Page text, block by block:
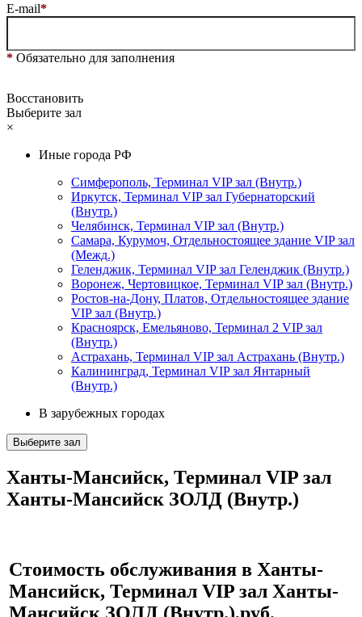
E-mail*
* Обязательно для заполнения
Восстановить
Выберите зал
×
Иные города РФ
Симферополь, Терминал VIP зал (Внутр.)
Иркутск, Терминал VIP зал Губернаторский
(Внутр.)
Челябинск, Терминал VIP зал (Внутр.)
Самара, Курумоч, Отдельностоящее здание VIP зал
(Межд.)
Геленджик, Терминал VIP зал Геленджик (Внутр.)
Воронеж, Чертовицкое, Терминал VIP зал (Внутр.)
Ростов-на-Дону, Платов, Отдельностоящее здание
VIP зал (Внутр.)
Красноярск, Емельяново, Терминал 2 VIP зал
(Внутр.)
Астрахань, Терминал VIP зал Астрахань (Внутр.)
Калининград, Терминал VIP зал Янтарный
(Внутр.)
В зарубежных городах
Выберите зал
Ханты-Мансийск, Терминал VIP зал
Ханты-Мансийск ЗОЛД (Внутр.)
Стоимость обслуживания в Ханты-
Мансийск, Терминал VIP зал Ханты-